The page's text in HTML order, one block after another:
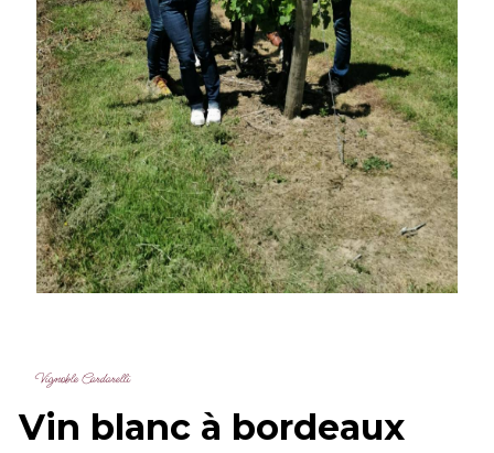
Vignoble Cardarelli
vin blanc à bordeaux